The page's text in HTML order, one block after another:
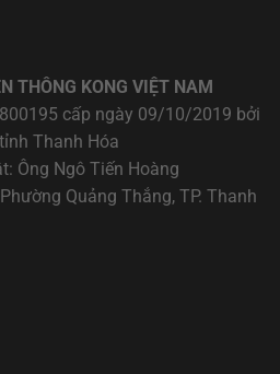
THÔNG KONG VIỆT NAM
cấp ngày 09/10/2019 bởi
Thanh Hóa
Ông Ngô Tiến Hoàng
Quảng Thắng, TP. Thanh